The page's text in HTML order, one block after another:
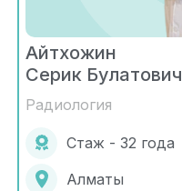
Айтхожин
Серик Булатович
Радиология
Стаж - 32 года
Алматы